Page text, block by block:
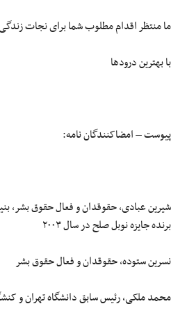
ما منتظر اقدام مطلوب شما برای نجات
با بهترین درودها
پیوست – امضاکنندگان نامه:
شیرین عبادی، حقوقدان و فعال حقوق بشر،
برنده جایزه نوبل صلح در سال ۲۰۰۳
نسرین ستوده، حقوقدان و فعال حقوق بشر
محمد ملکی، رئیس سابق دانشگاه تهران و